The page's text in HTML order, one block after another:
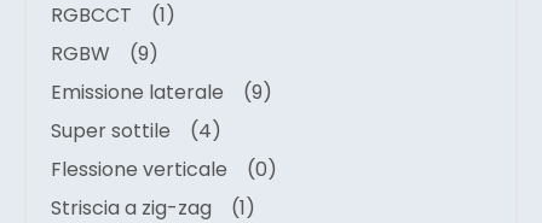
RGBCCT
(1)
RGBW
(9)
Emissione laterale
(9)
Super sottile
(4)
Flessione verticale
(0)
Striscia a zig-zag
(1)